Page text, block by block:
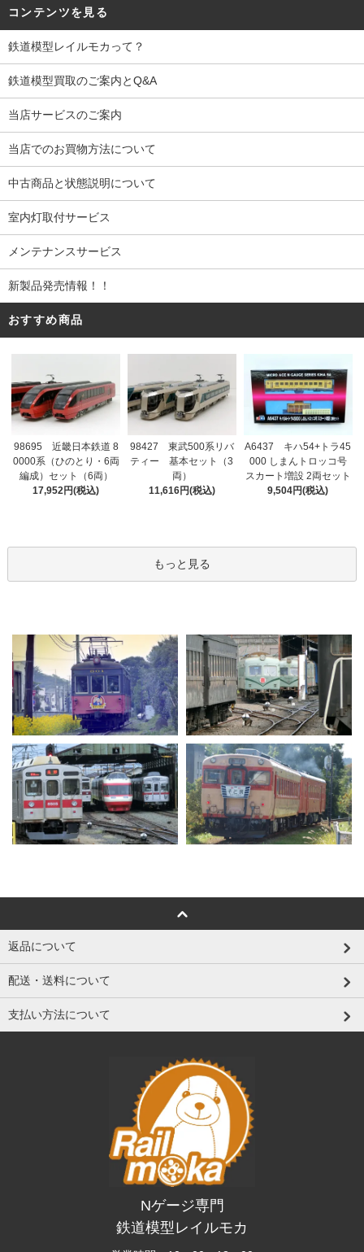
コンテンツを見る
鉄道模型レイルモカって？
鉄道模型買取のご案内とQ&A
当店サービスのご案内
当店でのお買物方法について
中古商品と状態説明について
室内灯取付サービス
メンテナンスサービス
新製品発売情報！！
おすすめ商品
98695 近畿日本鉄道 8
0000系（ひのとり・6両
編成）セット（6両）
17,952円(税込)
98427 東武500系リバ
ティー 基本セット（3
両）
11,616円(税込)
A6437 キハ54+トラ45
000 しまんトロッコ号
スカート増設 2両セット
9,504円(税込)
もっと見る
返品について
配送・送料について
支払い方法について
Nゲージ専門
鉄道模型レイルモカ